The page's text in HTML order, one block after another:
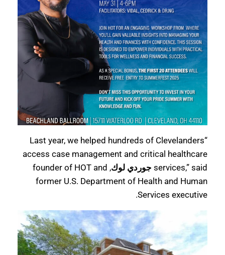
“Last year, we helped hundreds of Clevelanders
access case management and critical healthcare
services,” said جوردي لوك , founder of HOT and
former U.S. Department of Health and Human
Services executive.